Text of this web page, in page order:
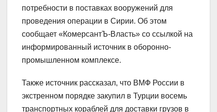
потребности в поставках вооружений для
проведения операции в Сирии. Об этом
сообщает «КомерсантЪ-Власть» со ссылкой на
информированный источник в оборонно-
промышленном комплексе.
Также источник рассказал, что ВМФ России в
экстренном порядке закупил в Турции восемь
транспортных кораблей для доставки грузов в